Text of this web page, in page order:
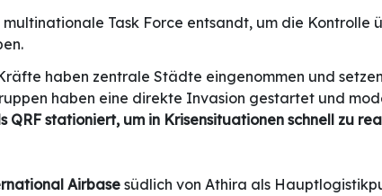
Task Force entsandt, um die
haben zentrale Städte eingenommen und
haben eine direkte Invasion gestartet und
QRF stationiert, um in Krisensituationen schnell zu
Airbase südlich von Athira als